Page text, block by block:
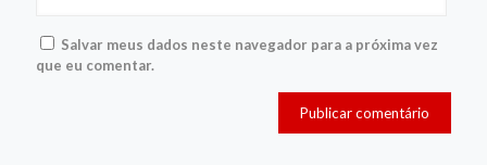
Salvar meus dados neste navegador para a próxima vez
que eu comentar.